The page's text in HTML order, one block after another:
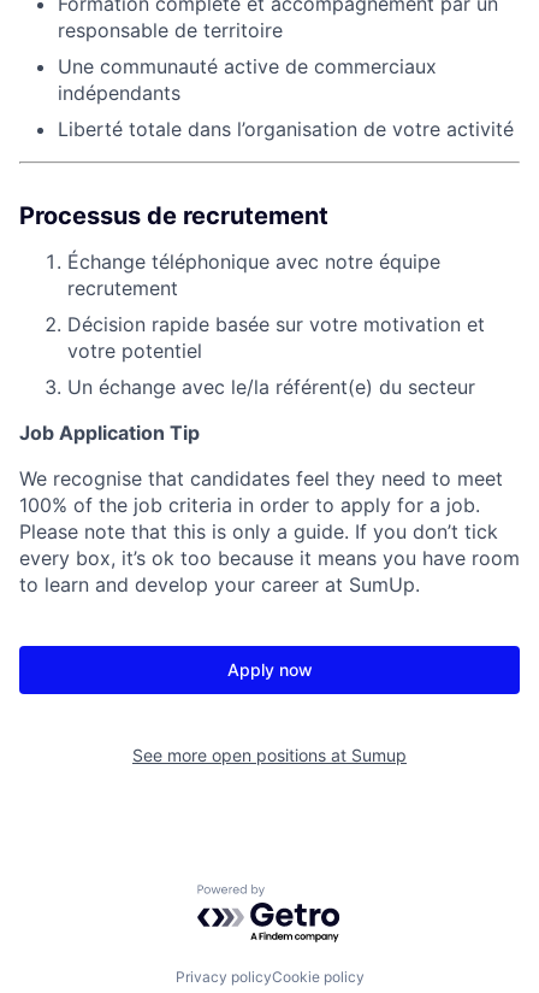
responsable de territoire
Une communauté active de commerciaux
indépendants
Liberté totale dans l’organisation de votre activité
Processus de recrutement
Échange téléphonique avec notre équipe
recrutement
Décision rapide basée sur votre motivation et
votre potentiel
Un échange avec le/la référent(e) du secteur
Job Application Tip
We recognise that candidates feel they need to meet
100% of the job criteria in order to apply for a job.
Please note that this is only a guide. If you don’t tick
every box, it’s ok too because it means you have room
to learn and develop your career at SumUp.
Apply now
See more open positions at Sumup
Powered by Getro.com
Privacy policyCookie policy